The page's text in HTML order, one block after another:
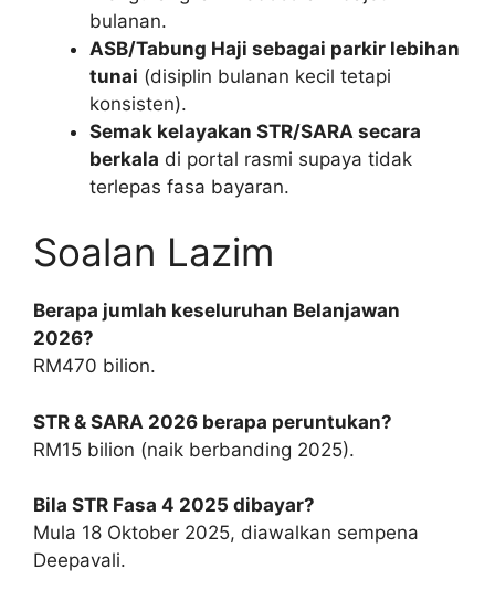
bulanan.
ASB/Tabung Haji sebagai parkir lebihan
tunai (disiplin bulanan kecil tetapi
konsisten).
Semak kelayakan STR/SARA secara
berkala di portal rasmi supaya tidak
terlepas fasa bayaran.
Soalan Lazim
Berapa jumlah keseluruhan Belanjawan
2026?
RM470 bilion.
STR & SARA 2026 berapa peruntukan?
RM15 bilion (naik berbanding 2025).
Bila STR Fasa 4 2025 dibayar?
Mula 18 Oktober 2025, diawalkan sempena
Deepavali.